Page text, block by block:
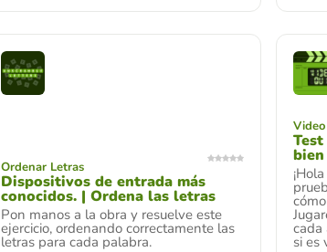
Ordenar Letras
Dispositivos de entrada más
conocidos. | Ordena las letras
Pon manos a la obra y resuelve este
ejercicio, ordenando correctamente las
letras para cada palabra.
cada
si es